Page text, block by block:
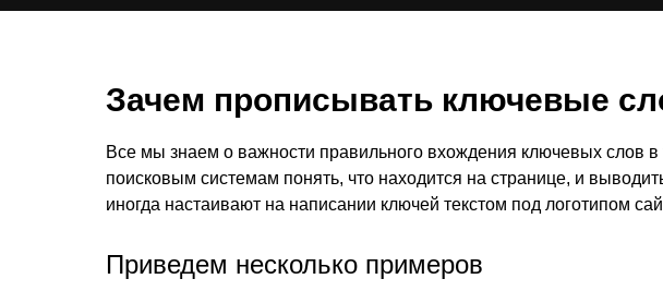
Зачем прописывать ключевые
Все мы знаем о важности правильного вхождения ключевых слов
поисковым системам понять, что находится на странице, и
иногда настаивают на написании ключей текстом под логотипом
Приведем несколько примеров